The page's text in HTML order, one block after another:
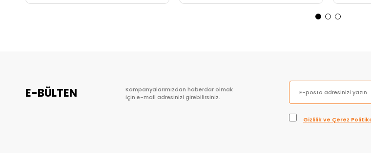
E-BÜLTEN
Kampanyalarımızdan haberdar olmak
için e-mail adresinizi girebilirsiniz.
Gizlilik ve Çerez